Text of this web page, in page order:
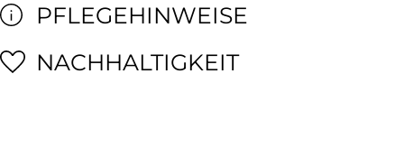
PFLEGEHINWEISE
NACHHALTIGKEIT